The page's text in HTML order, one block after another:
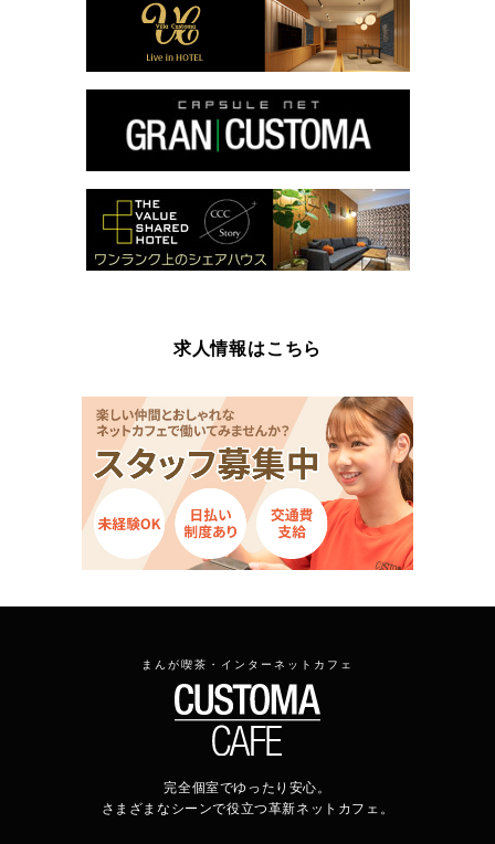
求人情報はこちら
まんが喫茶・インターネットカフェ
完全個室でゆったり安心。
さまざまなシーンで役立つ革新ネットカフェ。